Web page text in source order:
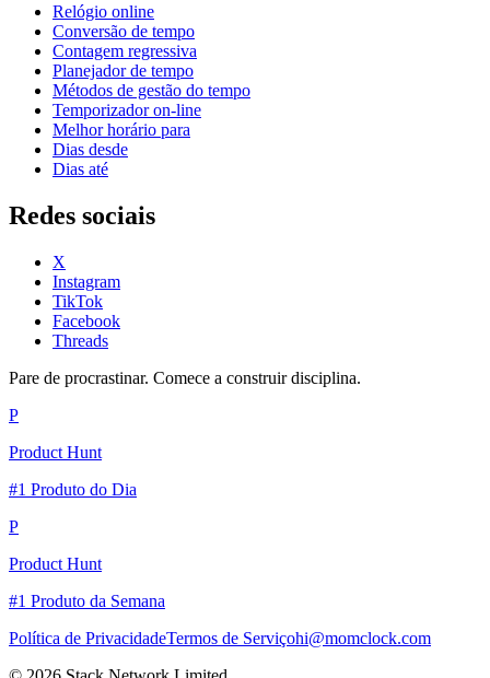
Relógio online
Conversão de tempo
Contagem regressiva
Planejador de tempo
Métodos de gestão do tempo
Temporizador on-line
Melhor horário para
Dias desde
Dias até
Redes sociais
X
Instagram
TikTok
Facebook
Threads
Pare de procrastinar. Comece a construir disciplina.
P
Product Hunt
#1 Produto do Dia
P
Product Hunt
#1 Produto da Semana
Política de PrivacidadeTermos de Serviçohi@momclock.com